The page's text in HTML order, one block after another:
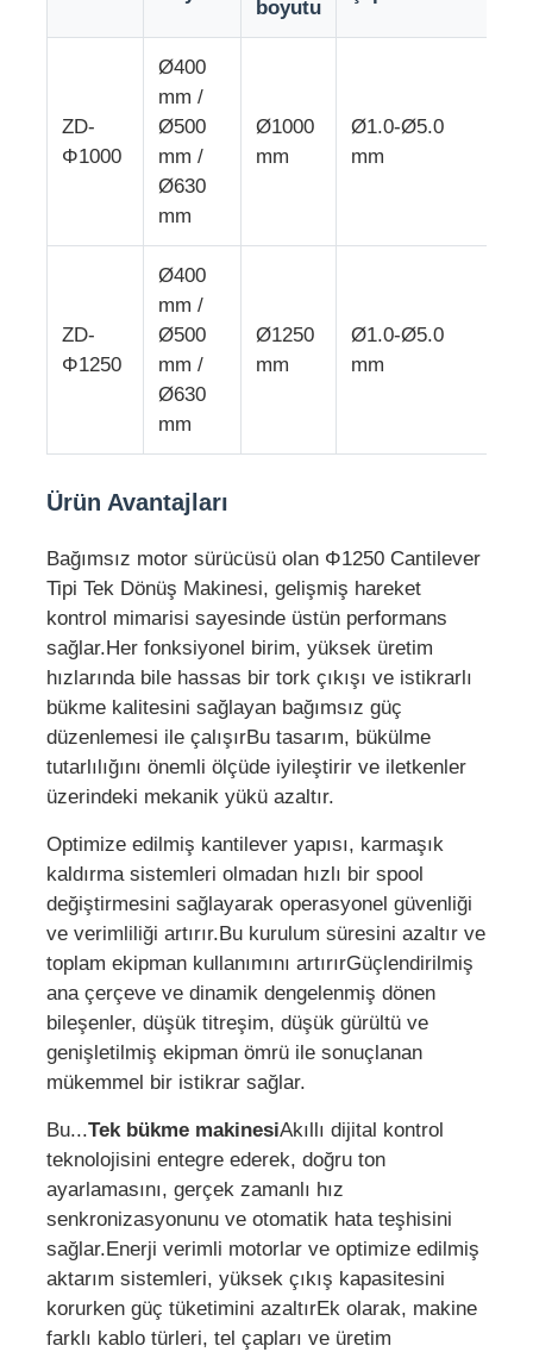
tel ekstrüzyon hattı
tel bükme makinesi
Çifte Dönüşlü Çaplama Makinesi
Paketleme Makinası
kablaj makinesi
Çift Büküm Makinası
tel döşeme makinesi
sarma makinesi
Kablo Paketleme Makinesi
Kablo sarma makinesi
sıyırma ekstrüzyon makinesi
boyutu
ZD-
Φ1000
Ø400
mm /
Ø500
mm /
Ø630
mm
Ø1000
mm
Ø1.0-Ø5.0
mm
ZD-
Φ1250
Ø400
mm /
Ø500
mm /
Ø630
mm
Ø1250
mm
Ø1.0-Ø5.0
mm
Ürün Avantajları
Bağımsız motor sürücüsü olan Φ1250 Cantilever
Tipi Tek Dönüş Makinesi, gelişmiş hareket
kontrol mimarisi sayesinde üstün performans
sağlar.Her fonksiyonel birim, yüksek üretim
hızlarında bile hassas bir tork çıkışı ve istikrarlı
bükme kalitesini sağlayan bağımsız güç
düzenlemesi ile çalışırBu tasarım, bükülme
tutarlılığını önemli ölçüde iyileştirir ve iletkenler
üzerindeki mekanik yükü azaltır.
Optimize edilmiş kantilever yapısı, karmaşık
kaldırma sistemleri olmadan hızlı bir spool
değiştirmesini sağlayarak operasyonel güvenliği
ve verimliliği artırır.Bu kurulum süresini azaltır ve
toplam ekipman kullanımını artırırGüçlendirilmiş
ana çerçeve ve dinamik dengelenmiş dönen
bileşenler, düşük titreşim, düşük gürültü ve
genişletilmiş ekipman ömrü ile sonuçlanan
mükemmel bir istikrar sağlar.
Bu...Tek bükme makinesiAkıllı dijital kontrol
teknolojisini entegre ederek, doğru ton
ayarlamasını, gerçek zamanlı hız
senkronizasyonunu ve otomatik hata teşhisini
sağlar.Enerji verimli motorlar ve optimize edilmiş
aktarım sistemleri, yüksek çıkış kapasitesini
korurken güç tüketimini azaltırEk olarak, makine
farklı kablo türleri, tel çapları ve üretim